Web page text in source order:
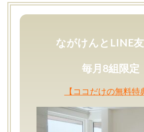
ながけんとLINE
毎月8組限定
【ココだけの無料特